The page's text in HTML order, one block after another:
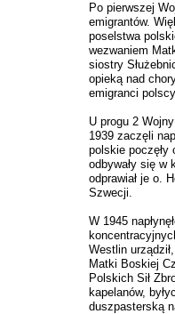
Po pierwszej
emigrantów.
poselstwa
wezwaniem
siostry
opieką nad
emigranci
U progu 2
1939 zaczęli
polskie poczęły
odbywały się w
odprawiał je o.
Szwecji.
W 1945
Westlin
Matki Boskiej
Polskich Sił
kapelanów,
duszpasterską